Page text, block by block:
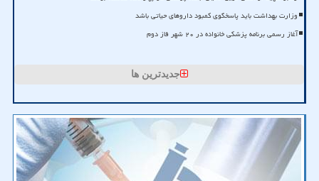
وزارت بهداشت باید پاسخگوی کمبود داروهای حیاتی باشد
آغاز رسمی برنامه پزشکی خانواده در ۲۰ شهر فاز دوم
جدیدترین ها